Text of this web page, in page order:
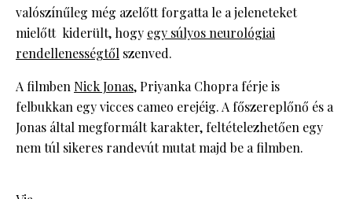
valószínűleg még azelőtt forgatta le a jeleneteket
mielőtt kiderült, hogy egy súlyos neurológiai
rendellenességtől szenved.
A filmben Nick Jonas, Priyanka Chopra férje is
felbukkan egy vicces cameo erejéig. A főszereplőnő és a
Jonas által megformált karakter, feltételezhetően egy
nem túl sikeres randevút mutat majd be a filmben.